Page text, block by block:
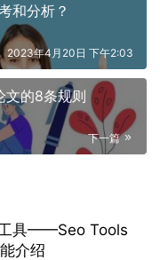
和分析？
2023年4月20日 下午2:03
文的8条规则
下一篇
具——Seo Tools
介绍